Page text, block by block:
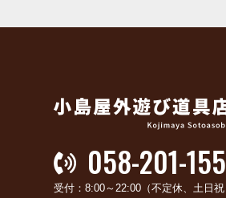
058-201-
受付：8:00～22:00（不定休、土日祝